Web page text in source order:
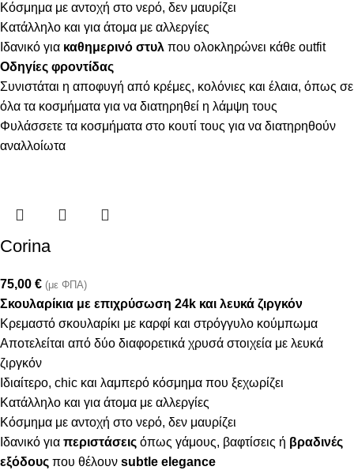
Κόσμημα με αντοχή στο νερό, δεν μαυρίζει
Κατάλληλο και για άτομα με αλλεργίες
Ιδανικό για καθημερινό στυλ που ολοκληρώνει κάθε outfit
Οδηγίες φροντίδας
Συνιστάται η αποφυγή από κρέμες, κολόνιες και έλαια, όπως σε
όλα τα κοσμήματα για να διατηρηθεί η λάμψη τους
Φυλάσσετε τα κοσμήματα στο κουτί τους για να διατηρηθούν
αναλλοίωτα
Corina
75,00 € (με ΦΠΑ)
Σκουλαρίκια με επιχρύσωση 24k και λευκά ζιργκόν
Κρεμαστό σκουλαρίκι με καρφί και στρόγγυλο κούμπωμα
Αποτελείται από δύο διαφορετικά χρυσά στοιχεία με λευκά
ζιργκόν
Ιδιαίτερο, chic και λαμπερό κόσμημα που ξεχωρίζει
Κατάλληλο και για άτομα με αλλεργίες
Κόσμημα με αντοχή στο νερό, δεν μαυρίζει
Ιδανικό για περιστάσεις όπως γάμους, βαφτίσεις ή βραδινές
εξόδους που θέλουν subtle elegance